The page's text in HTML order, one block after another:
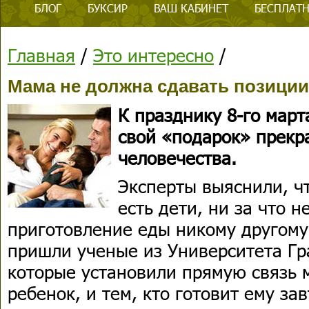
БЛОГ БУКСИР ВАШ КАБИНЕТ
Главная / Это интересно /
Мама не должна сдавать
К празднику 8-го
свой «подарок»
человечества.
Эксперты выяснили,
есть дети, ни за что
приготовление еды никому
пришли ученые из Университета
которые установили прямую связь
ребенок, и тем, кто готовит ему